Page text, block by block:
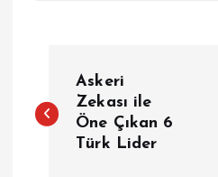
a
Askeri
Zekası ile
Öne Çıkan 6
Türk Lider